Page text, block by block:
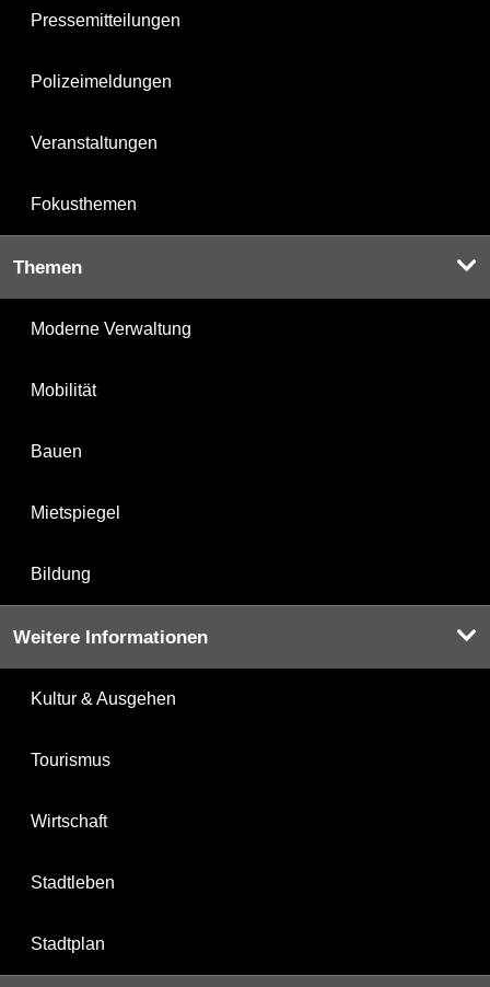
Pressemitteilungen
Polizeimeldungen
Veranstaltungen
Fokusthemen
Themen
Moderne Verwaltung
Mobilität
Bauen
Mietspiegel
Bildung
Weitere Informationen
Kultur & Ausgehen
Tourismus
Wirtschaft
Stadtleben
Stadtplan